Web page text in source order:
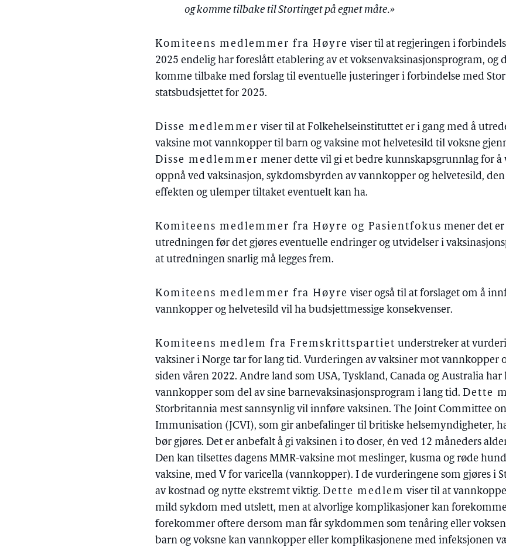
og komme tilbake til Stortinget på egnet måte.»
Komiteens medlemmer fra Høyre viser til at regjeringen i
2025 endelig har foreslått etablering av et voksenvaksinasjonsprogram, og
komme tilbake med forslag til eventuelle justeringer i forbindelse med
statsbudsjettet for 2025.
Disse medlemmer viser til at Folkehelseinstituttet er i gang med å
vaksine mot vannkopper til barn og vaksine mot helvetesild til voksne
Disse medlemmer mener dette vil gi et bedre kunnskapsgrunnlag for
oppnå ved vaksinasjon, sykdomsbyrden av vannkopper og helvetesild,
effekten og ulemper tiltaket eventuelt kan ha.
Komiteens medlemmer fra Høyre og Pasientfokus mener det
utredningen før det gjøres eventuelle endringer og utvidelser i
at utredningen snarlig må legges frem.
Komiteens medlemmer fra Høyre viser også til at forslaget om å
vannkopper og helvetesild vil ha budsjettmessige konsekvenser.
Komiteens medlem fra Fremskrittspartiet understreker at
vaksiner i Norge tar for lang tid. Vurderingen av vaksiner mot vannkopper
siden våren 2022. Andre land som USA, Tyskland, Canada og Australia
vannkopper som del av sine barnevaksinasjonsprogram i lang tid.Dette
Storbritannia mest sannsynlig vil innføre vaksinen. The Joint Committee
Immunisation (JCVI), som gir anbefalinger til britiske helsemyndigheter,
bør gjøres. Det er anbefalt å gi vaksinen i to doser, én ved 12 måneders
Den kan tilsettes dagens MMR-vaksine mot meslinger, kusma og røde
vaksine, med V for varicella (vannkopper). I de vurderingene som gjøres i
av kostnad og nytte ekstremt viktig.Dette medlem viser til at
mild sykdom med utslett, men at alvorlige komplikasjoner kan
forekommer oftere dersom man får sykdommen som tenåring eller
barn og voksne kan vannkopper eller komplikasjonene med infeksjonen